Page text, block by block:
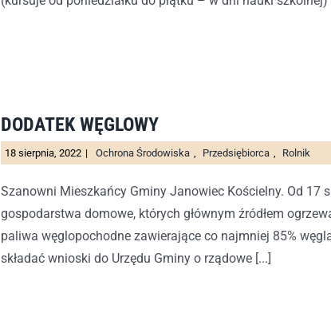
DODATEK WĘGLOWY
18 sierpnia, 2022 | Ochrona Środowiska Przedsiębiorca Rolnik
Szanowni Mieszkańcy Gminy Janowiec Kościelny. Od 17
gospodarstwa domowe, których głównym źródłem
paliwa węglopochodne zawierające co najmniej 85%
składać wnioski do Urzędu Gminy o rządowe [...]